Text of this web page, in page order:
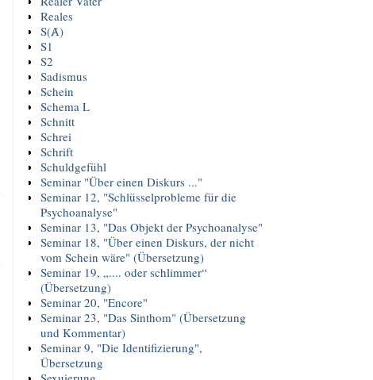
Reales
S(Ⱥ)
S1
S2
Sadismus
Schein
Schema L
Schnitt
Schrei
Schrift
Schuldgefühl
Seminar "Über einen Diskurs ..."
Seminar 12, "Schlüsselprobleme für die
Psychoanalyse"
Seminar 13, "Das Objekt der Psychoanalyse"
Seminar 18, "Über einen Diskurs, der nicht
vom Schein wäre" (Übersetzung)
Seminar 19, „.... oder schlimmer“
(Übersetzung)
Seminar 20, "Encore"
Seminar 23, "Das Sinthom" (Übersetzung
und Kommentar)
Seminar 9, "Die Identifizierung",
Übersetzung